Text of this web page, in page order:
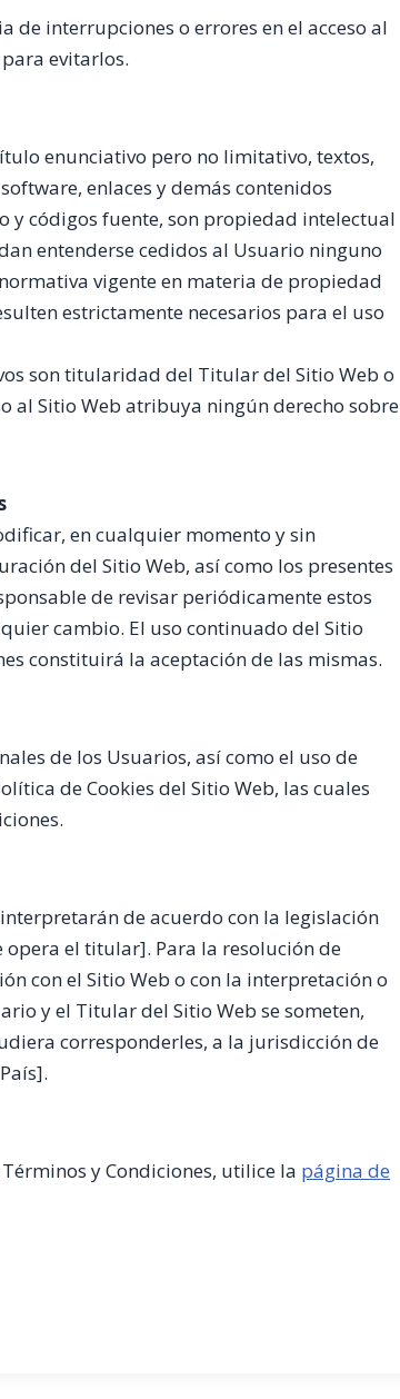
de interrupciones o errores en el acceso al
evitarlos.
enunciativo pero no limitativo, textos,
enlaces y demás contenidos
y códigos fuente, son propiedad intelectual
entenderse cedidos al Usuario ninguno
vigente en materia de propiedad
estrictamente necesarios para el uso
son titularidad del Titular del Sitio Web o
al Sitio Web atribuya ningún derecho sobre
en cualquier momento y sin
del Sitio Web, así como los presentes
de revisar periódicamente estos
cambio. El uso continuado del Sitio
constituirá la aceptación de las mismas.
de los Usuarios, así como el uso de
de Cookies del Sitio Web, las cuales
de acuerdo con la legislación
el titular]. Para la resolución de
con el Sitio Web o con la interpretación o
y el Titular del Sitio Web se someten,
corresponderles, a la jurisdicción de
y Condiciones, utilice la página de